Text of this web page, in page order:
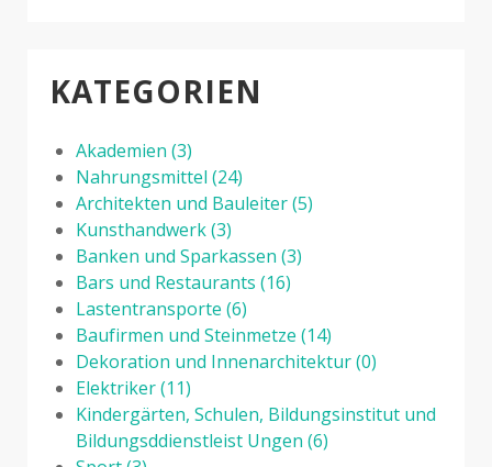
KATEGORIEN
Akademien (3)
Nahrungsmittel (24)
Architekten und Bauleiter(5)
Kunsthandwerk(3)
Banken und Sparkassen (3)
Bars und Restaurants (16)
Lastentransporte (6)
Baufirmen und Steinmetze (14)
Dekoration und Innenarchitektur(0)
Elektriker(11)
Kindergärten, Schulen, Bildungsinstitut und
Bildungsddienstleist Ungen (6)